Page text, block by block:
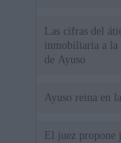
Las cifras del
inmobiliaria a la
de Ayuso
Ayuso reina en
El juez propone